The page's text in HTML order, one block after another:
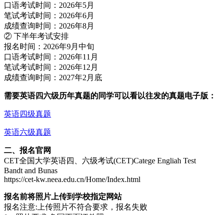
口语考试时间：2026年5月
笔试考试时间：2026年6月
成绩查询时间：2026年8月
② 下半年考试安排
报名时间：2026年9月中旬
口语考试时间：2026年11月
笔试考试时间：2026年12月
成绩查询时间：2027年2月底
需要英语四六级历年真题的同学可以看以往发的真题电子版：
英语四级真题
英语六级真题
二、报名官网
CET全国大学英语四、六级考试(CET)Catege Engliah Test
Bandt and Bunas
https://cet-kw.neea.edu.cn/Home/Index.html
报名前将照片上传到学校指定网站
报名注意:上传照片不符合要求，报名失败